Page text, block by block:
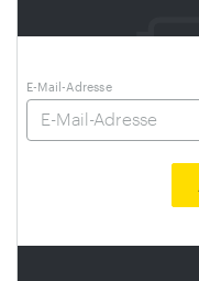
E-Mail-Adresse